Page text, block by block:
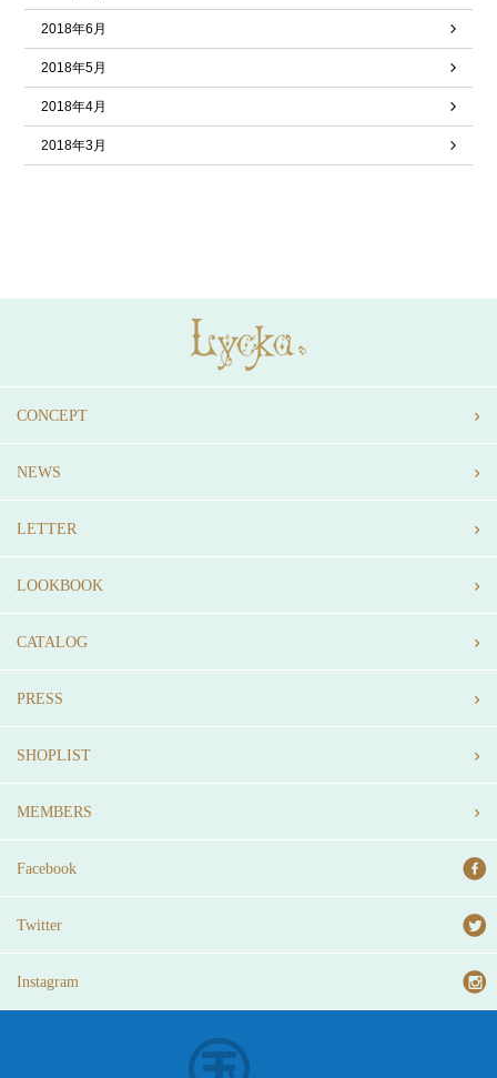
2018年6月
2018年5月
2018年4月
2018年3月
CONCEPT
NEWS
LETTER
LOOKBOOK
CATALOG
PRESS
SHOPLIST
MEMBERS
Facebook
Twitter
Instagram